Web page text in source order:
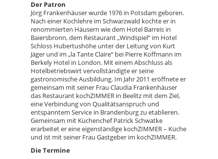
Der Patron
Jörg Frankenhäuser wurde 1976 in Potsdam geboren.
Nach einer Kochlehre im Schwarzwald kochte er in
renommierten Häusern wie dem Hotel Barreis in
Baiersbronn, dem Restaurant „Windspiel“ im Hotel
Schloss Hubertushöhe unter der Leitung von Kurt
Jäger und im „la Tante Claire“ bei Pierre Koffmann im
Berkely Hotel in London. Mit einem Abschluss als
Hotelbetriebswirt vervollständigte er seine
gastronomische Ausbildung. Im Jahr 2011 eröffnete er
gemeinsam mit seiner Frau Claudia Frankenhäuser
das Restaurant kochZIMMER in Beelitz mit dem Ziel,
eine Verbindung von Qualitätsanspruch und
entspanntem Service in Brandenburg zu etablieren.
Gemeinsam mit Küchenchef Patrick Schwatke
erarbeitet er eine eigenständige kochZIMMER – Küche
und ist mit seiner Frau Gastgeber im kochZIMMER.
Die Termine